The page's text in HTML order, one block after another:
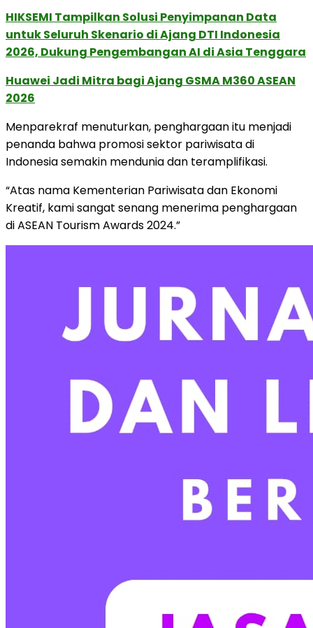
HIKSEMI Tampilkan Solusi Penyimpanan Data
untuk Seluruh Skenario di Ajang DTI Indonesia
2026, Dukung Pengembangan AI di Asia Tenggara
Huawei Jadi Mitra bagi Ajang GSMA M360 ASEAN
2026
Menparekraf menuturkan, penghargaan itu menjadi
penanda bahwa promosi sektor pariwisata di
Indonesia semakin mendunia dan teramplifikasi.
“Atas nama Kementerian Pariwisata dan Ekonomi
Kreatif, kami sangat senang menerima penghargaan
di ASEAN Tourism Awards 2024.”